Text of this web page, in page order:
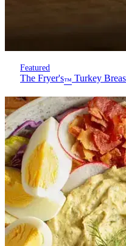
Featured
The Fryer's™ Turkey